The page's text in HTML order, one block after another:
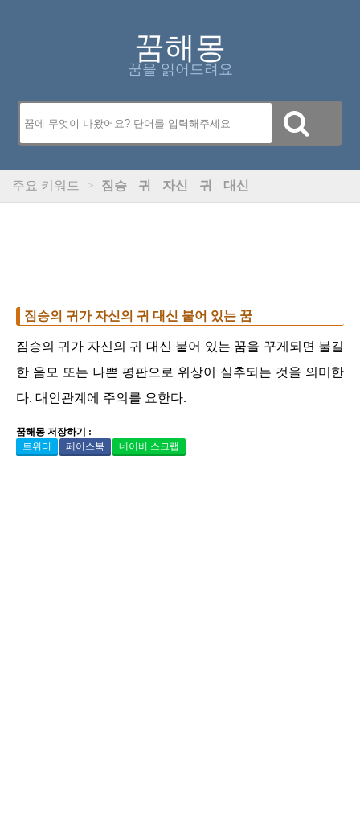
꿈해몽
꿈을 읽어드려요
주요 키워드 > 짐승 귀 자신 귀 대신
짐승의 귀가 자신의 귀 대신 붙어 있는 꿈
짐승의 귀가 자신의 귀 대신 붙어 있는 꿈을 꾸게되면 불길
한 음모 또는 나쁜 평판으로 위상이 실추되는 것을 의미한
다. 대인관계에 주의를 요한다.
꿈해몽 저장하기 :
트위터
페이스북 네이버 스크랩